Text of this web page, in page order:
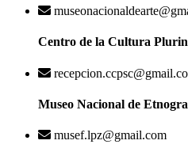
Centro de la Cultura
Museo Nacional de
musef.lpz@gmail.com